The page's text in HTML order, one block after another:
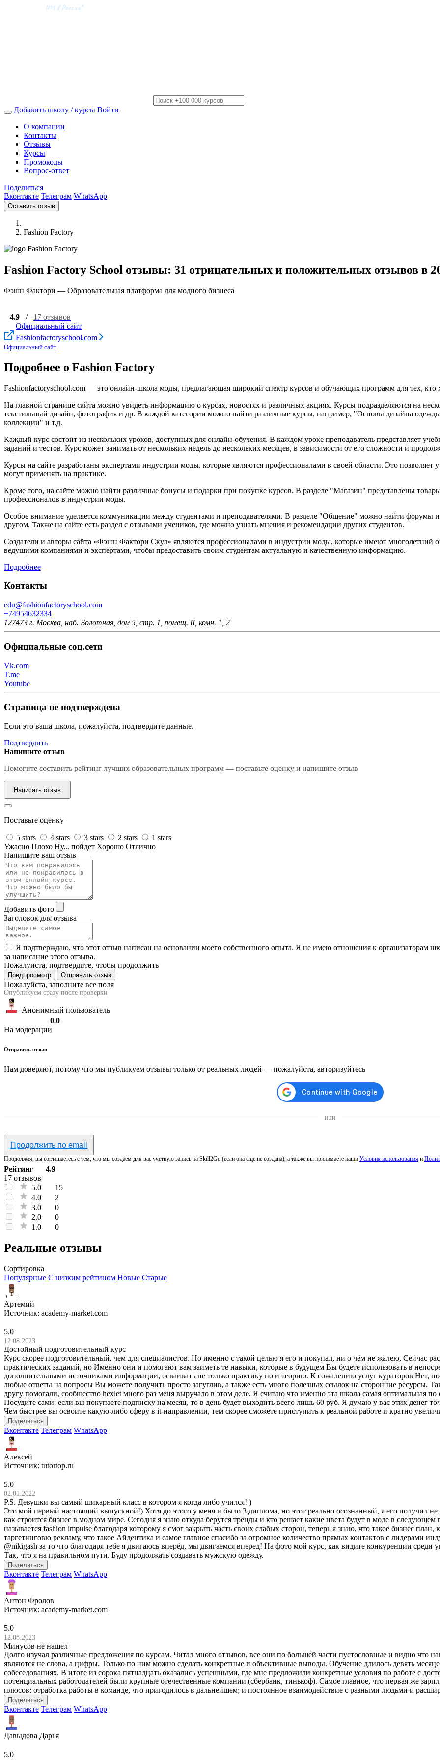
Добавить школу / курсы Войти
О компании
Контакты
Отзывы
Курсы
Промокоды
Вопрос-ответ
Поделиться
Вконтакте Телеграм WhatsApp
Оставить отзыв
Fashion Factory
Fashion Factory School отзывы: 31 отрицательных и положительных отзывов в
Фэшн Фактори — Образовательная платформа для модного бизнеса
4.9 / 17 отзывов
Официальный сайт
Fashionfactoryschool.com
Официальный сайт
Подробнее о Fashion Factory
Fashionfactoryschool.com — это онлайн-школа моды, предлагающая широкий спектр курсов и обучающих программ для тех, кто
На главной странице сайта можно увидеть информацию о курсах, новостях и различных акциях. Курсы подразделяются на
текстильный дизайн, фотография и др. В каждой категории можно найти различные курсы, например, "Основы дизайна
коллекции" и т.д.
Каждый курс состоит из нескольких уроков, доступных для онлайн-обучения. В каждом уроке преподаватель представляет
заданий и тестов. Курс может занимать от нескольких недель до нескольких месяцев, в зависимости от его сложности и
Курсы на сайте разработаны экспертами индустрии моды, которые являются профессионалами в своей области. Это позволяет
могут применять на практике.
Кроме того, на сайте можно найти различные бонусы и подарки при покупке курсов. В разделе "Магазин" представлены
профессионалов в индустрии моды.
Особое внимание уделяется коммуникации между студентами и преподавателями. В разделе "Общение" можно найти форумы и
другом. Также на сайте есть раздел с отзывами учеников, где можно узнать мнения и рекомендации других студентов.
Создатели и авторы сайта «Фэшн Фактори Скул» являются профессионалами в индустрии моды, которые имеют многолетний
ведущими компаниями и экспертами, чтобы предоставить своим студентам актуальную и качественную информацию.
Подробнее
Контакты
edu@fashionfactoryschool.com
+74954632334
127473 г. Москва, наб. Болотная, дом 5, стр. 1, помещ. II, комн. 1, 2
Официальные соц.сети
Vk.com
T.me
Youtube
Страница не подтверждена
Если это ваша школа, пожалуйста, подтвердите данные.
Подтвердить
Напишите отзыв
Помогите составить рейтинг лучших образовательных программ — поставьте оценку и напишите отзыв
Написать отзыв
Поставьте оценку
5 stars 4 stars 3 stars 2 stars
1 stars
Ужасно Плохо Ну... пойдет Хорошо Отлично
Напишите ваш отзыв
Добавить фото
Заголовок для отзыва
Я подтверждаю, что этот отзыв написан на основании моего собственного опыта. Я не имею отношения к организаторам
за написание этого отзыва.
Пожалуйста, подтвердите, чтобы продолжить
Предпросмотр Отправить отзыв
Пожалуйста, заполните все поля
Опубликуем сразу после проверки
Анонимный пользователь
0.0
На модерации
Отправить отзыв
Нам доверяют, потому что мы публикуем отзывы только от реальных людей — пожалуйста, авторизуйтесь
или
Продолжить по email
Продолжая, вы соглашаетесь с тем, что мы создаем для вас учетную запись на Skill2Go (если она еще не создана), а также вы принимаете наши Условия использования и
Рейтинг
4.9
17 отзывов
5.0
15
4.0
2
3.0
0
2.0
0
1.0
0
Реальные отзывы
Сортировка
Популярные С низким рейтином Новые Старые
Артемий
Источник: academy-market.com
5.0
12.08.2023
Достойный подготовительный курс
Курс скорее подготовительный, чем для специалистов. Но именно с такой целью я его и покупал, ни о чём не жалею, Сейчас
практических заданий, но Именно они и помогают вам заиметь те навыки, которые в будущем Вы будете использовать в
дополнительными источниками информации, осваивать не только практику но и теорию. К сожалению услуг кураторов Нет,
любые ответы на вопросы Вы можете получить просто загуглив, а также есть много полезных ссылок на сторонние ресурсы.
другу помогали, сообщество hexlet много раз меня выручало в этом деле. Я считаю что именно эта школа самая оптимальная
Посудите сами: если вы покупаете подписку на месяц, то в день будет выходить всего лишь 60 руб. Я думаю у вас этих денег
Чем быстрее вы освоите какую-либо сферу в it-направлении, тем скорее сможете приступить к реальной работе и кратно
Поделиться
Вконтакте Телеграм WhatsApp
Алексей
Источник: tutortop.ru
5.0
02.01.2022
P.S. Девушки вы самый шикарный класс в котором я когда либо учился! )
Это мой первый настоящий выпускной!) Хотя до этого у меня и было 3 диплома, но этот реально осознанный, я его получил не
как строится бизнес в модном мире. Сегодня я знаю откуда берутся тренды и кто решает какие цвета будут в моде в
называется fashion impulse благодаря которому я смог закрыть часть своих слабых сторон, теперь я знаю, что такое бизнес
таргетинговю рекламу, что такое Айдентика и самое главное спасибо за огромное количество прямых контактов с лидерами
@nikigash за то что благодаря тебе я двигаюсь вперёд, мы двигаемся вперед! На фото мой курс, как видите конкуренции среди
Так, что я на правильном пути. Буду продолжать создавать мужскую одежду.
Поделиться
Вконтакте Телеграм WhatsApp
Антон Фролов
Источник: academy-market.com
5.0
12.08.2023
Минусов не нашел
Долго изучал различные предложения по курсам. Читал много отзывов, все они по большей части пустословные и видно что
являются не слова, а цифры. Только по ним можно сделать конкретные и объективные выводы. Обучение длилось девять
собеседованиях. В итоге из сорока пятнадцать оказались успешными, где мне предложили конкретные условия по работе с
потенциальных работодателей были крупные отечественные компании (сбербанк, тинькоф). Самое главное, что первая же
плюсов: отработка работы в команде, что пригодилось в дальнейшем; и постоянное взаимодействие с разными людьми и
Поделиться
Вконтакте Телеграм WhatsApp
Давыдова Дарья
5.0